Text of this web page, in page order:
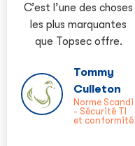
C’est l’une des choses
les plus marquantes
que Topsec offre.
Tommy
Culleton
Norme Scandi
- Sécurité TI
et conformité